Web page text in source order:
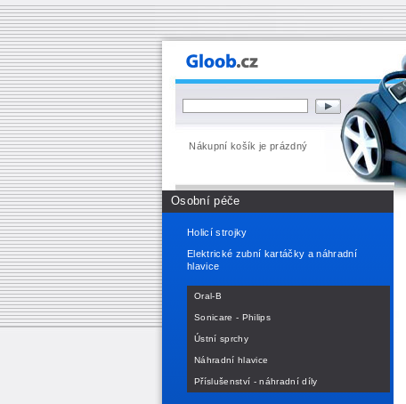
Nákupní košík je prázdný
Osobní péče
Holicí strojky
Elektrické zubní kartáčky a náhradní
hlavice
Oral-B
Sonicare - Philips
Ústní sprchy
Náhradní hlavice
Příslušenství - náhradní díly